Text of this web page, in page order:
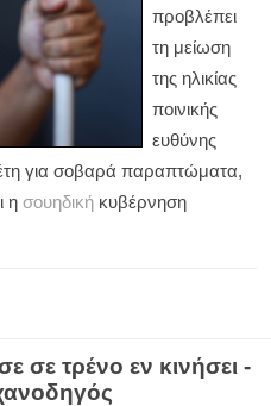
προβλέπει
τη μείωση
της ηλικίας
ποινικής
ευθύνης
για σοβαρά παραπτώματα,
η σουηδική κυβέρνηση
σε τρένο εν κινήσει -